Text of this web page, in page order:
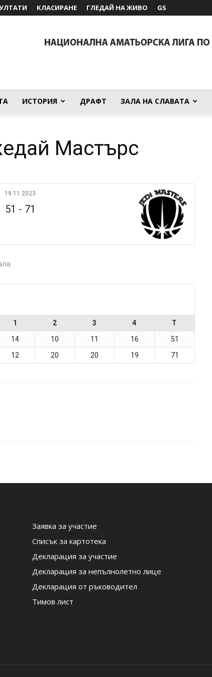
КЛАСИРАНЕ ГЛЕДАЙ НА ЖИВО GS
ИСТОРИЯ ДРАФТ ЗАЛА НА СЛАВАТА
Мастърс
19.11.2023
51 - 71
1 2 3 4
T
14 10 11 16
51
12 20 20 19 71
Заявка за участие
Списък за картотека
Декларация за участие
Декларация за непълнолетно лице
Декларация от ръководител
Тимов лист